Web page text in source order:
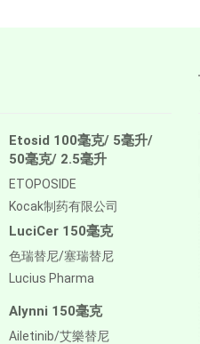
Etosid 100毫克/ 5毫升/
50毫克/ 2.5毫升
ETOPOSIDE
Kocak制药有限公司
LuciCer 150毫克
色瑞替尼/塞瑞替尼
Lucius Pharma
Alynni 150毫克
Ailetinib/艾樂替尼